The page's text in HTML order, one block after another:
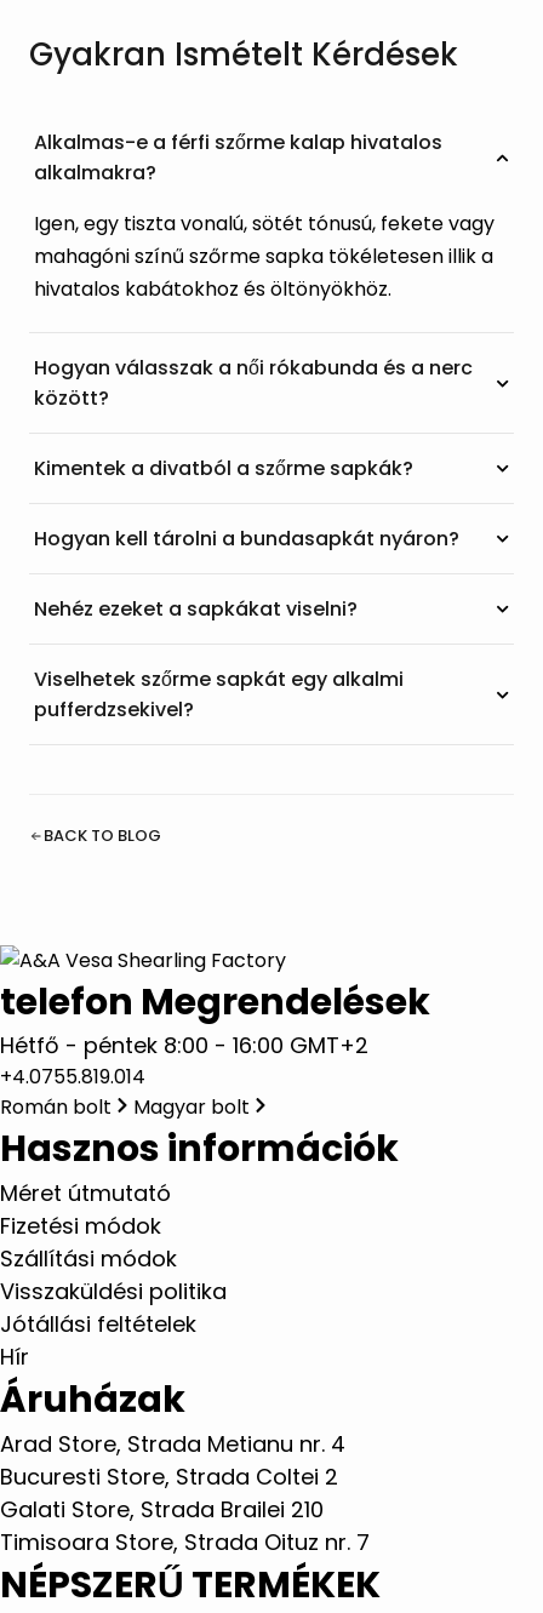
Gyakran Ismételt Kérdések
Alkalmas-e a férfi szőrme kalap hivatalos
alkalmakra?
Igen, egy tiszta vonalú, sötét tónusú, fekete vagy
mahagóni színű szőrme sapka tökéletesen illik a
hivatalos kabátokhoz és öltönyökhöz.
Hogyan válasszak a női rókabunda és a nerc
között?
Kimentek a divatból a szőrme sapkák?
Hogyan kell tárolni a bundasapkát nyáron?
Nehéz ezeket a sapkákat viselni?
Viselhetek szőrme sapkát egy alkalmi
pufferdzsekivel?
BACK TO BLOG
telefon Megrendelések
Hétfő - péntek 8:00 - 16:00 GMT+2
+4.0755.819.014
Román bolt
Magyar bolt
Hasznos információk
Méret útmutató
Fizetési módok
Szállítási módok
Visszaküldési politika
Jótállási feltételek
Hír
Áruházak
Arad Store, Strada Metianu nr. 4
Bucuresti Store, Strada Coltei 2
Galati Store, Strada Brailei 210
Timisoara Store, Strada Oituz nr. 7
NÉPSZERŰ TERMÉKEK